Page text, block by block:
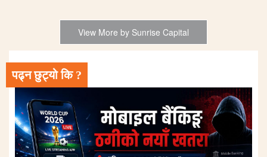
View More by Sunrise Capital
पढ्न छुट्यो कि ?